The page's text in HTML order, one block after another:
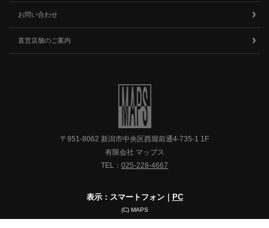
お問い合わせ
直営店舗のご案内
〒951-8062 新潟市中央区西堀前通4-735-1 1F
有限会社 マップス
TEL： 025-228-4667
表示：スマートフォン｜ PC
(C) MAPS